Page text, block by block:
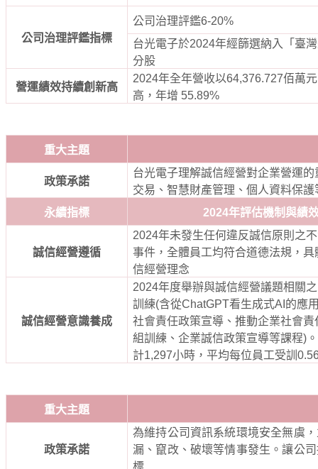
公司治理評鑑指標
公司治理評鑑6-20%
台光電子於2024年經篩選納入「臺
分股
營運績效持續創新高
2024年全年營收以64,376.727佰萬
高，年增 55.89%
重大主題
政策承諾
台光電子理解誠信經營對企業營運
交易、智慧財產管理、個人資料保
永續指標
2024年評估機制與績
誠信經營遵循
2024年未發生任何違反誠信原則之
事件，全體員工均符合道德法規，具
信經營理念
誠信經營意識養成
2024年度舉辦與誠信經營議題相關
訓練(含從ChatGPT看生成式AI 的應
社會責任政策宣導、推動企業社會責
組訓練、企業誠信政策宣導等課程)
計1,297小時，平均每位員工受訓
重大主題
政策承諾
為維持公司資訊系統環境安全無虞
漏、竄改、破壞等情事發生。讓公
標